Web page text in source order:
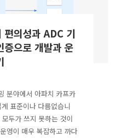
편의성과 ADC 기
증으로 개발과 운
분야에서 아파치 카프카
표준이나 다름없습니
두가 쓰지 못하는 것이
영이 매우 복잡하고 까다